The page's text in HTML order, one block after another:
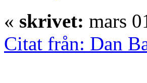
« skrivet: mars
Citat från: Dan